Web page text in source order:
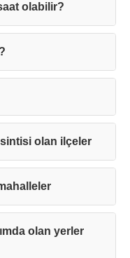
olabilir?
olan ilçeler
olan yerler